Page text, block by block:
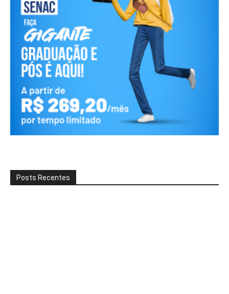
Posts Recentes